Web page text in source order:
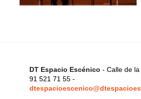
DT Espacio Escénico - Calle de
91 521 71 55 -